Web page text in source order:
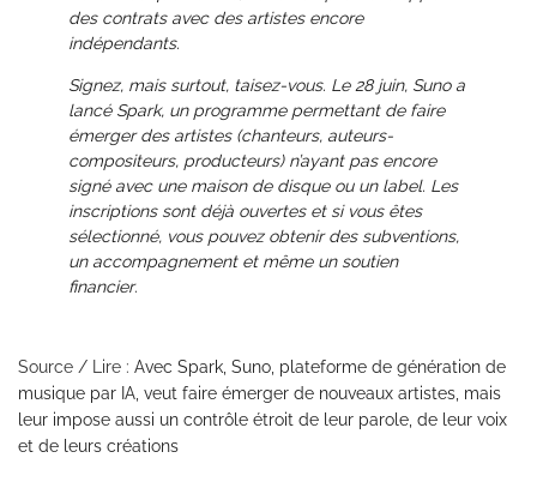
des contrats avec des artistes encore
indépendants.
Signez, mais surtout, taisez-vous. Le 28 juin, Suno a
lancé Spark, un programme permettant de faire
émerger des artistes (chanteurs, auteurs-
compositeurs, producteurs) n’ayant pas encore
signé avec une maison de disque ou un label. Les
inscriptions sont déjà ouvertes et si vous êtes
sélectionné, vous pouvez obtenir des subventions,
un accompagnement et même un soutien
financier.
Source / Lire : Avec Spark, Suno, plateforme de génération de
musique par IA, veut faire émerger de nouveaux artistes, mais
leur impose aussi un contrôle étroit de leur parole, de leur voix
et de leurs créations